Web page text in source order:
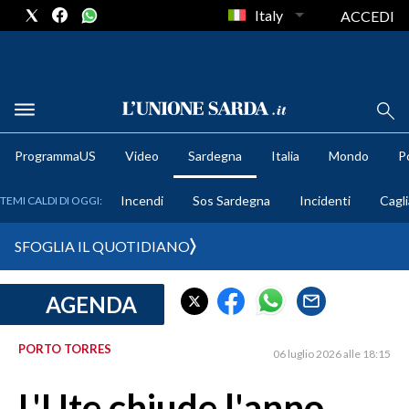
METEO
CRONACA SARDEGNA
Italy ACCEDI
ProgrammaUS Video Sardegna Italia Mondo
TEMI CALDI DI OGGI: Incendi Sos Sardegna Incidenti
SFOGLIA IL QUOTIDIANO
AGENDA
PORTO TORRES 06 luglio 2026 alle 18:15